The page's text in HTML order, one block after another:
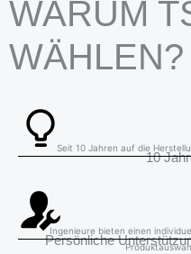
WARUM
WÄHLEN?
10
Seit 10 Jahren auf die
Persönliche
Ingenieure bieten einen